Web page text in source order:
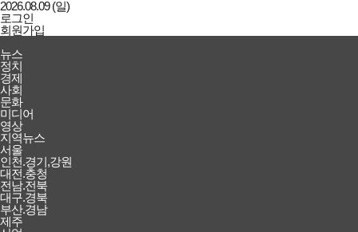
2026.08.09 (일)
로그인
회원가입
전체메뉴
열기/
닫기
뉴스
정치
경제
사회
문화
미디어
영상
지역뉴스
서울
인천.경기,강원
대전.충청
전남.전북
대구.경북
부산.경남
제주